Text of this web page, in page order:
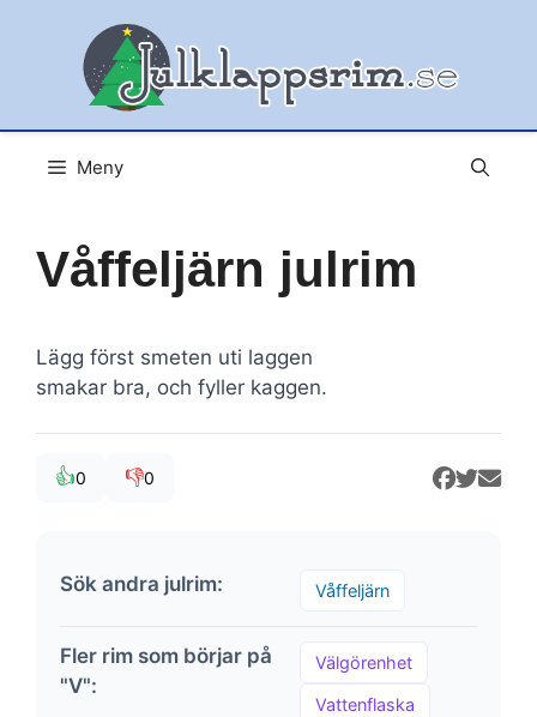
Meny
Våffeljärn julrim
Lägg först smeten uti laggen
smakar bra, och fyller kaggen.
👍0 👎0
Sök andra julrim: Våffeljärn
Fler rim som börjar på
"V":
Välgörenhet
Vattenflaska